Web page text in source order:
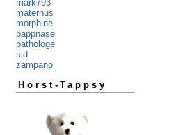
mark793
maternus
morphine
pappnase
pathologe
sid
zampano
Horst-Tappsy